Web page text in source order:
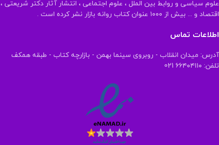
علوم سیاسی و روابط بین الملل ، علوم اجتماعی ، انتشار آثار دکتر شریعتی ،
اقتصاد و ... بیش از ۱۰۰۰ عنوان کتاب روانه بازار نشر کرده است .
اطلاعات تماس
آدرس: میدان انقلاب - روبروی سینما بهمن - بازارچه کتاب - طبقه همکف
تلفن: ۶۶۴۰۴۱۱۰ 021